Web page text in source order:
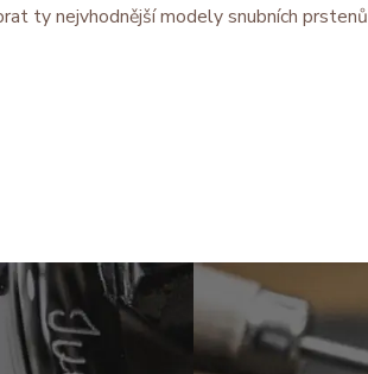
ty nejvhodnější modely snubních prstenů